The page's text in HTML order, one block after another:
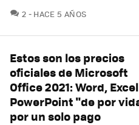
2 COMENTARIOS
HACE 5 AÑOS
Estos son los precios
oficiales de Microsoft
Office 2021: Word,
PowerPoint "de por
por un solo pago